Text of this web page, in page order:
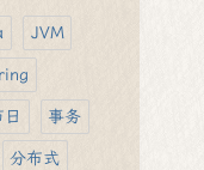
JVM
事务
分布式